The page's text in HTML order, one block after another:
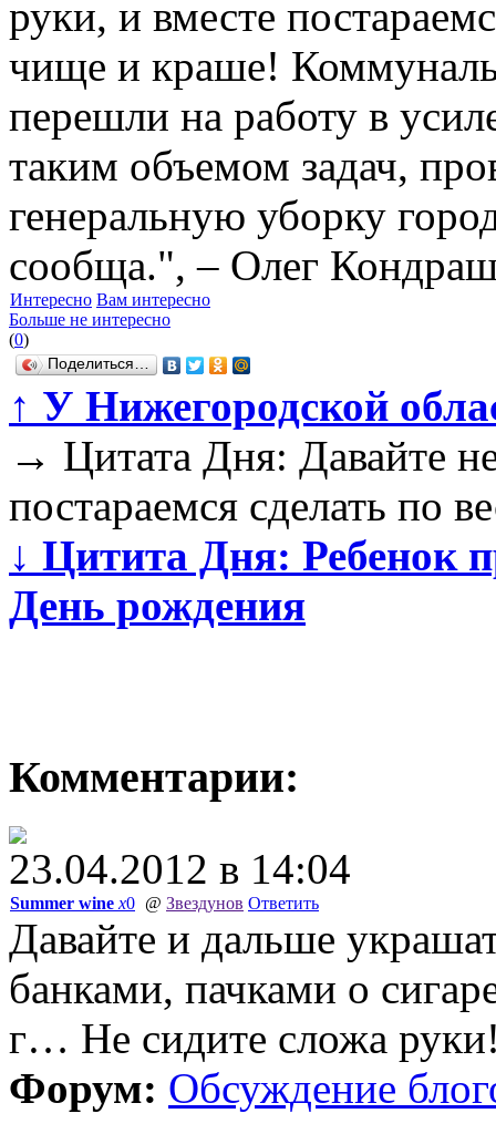
руки, и вместе
чище и краше!
перешли на работу в
таким объемом задач,
генеральную уборку
сообща.", – Олег
Интересно Вам интересно
Больше не интересно
(0)
Поделиться…
↑ У Нижегородской
→ Цитата Дня: Давайте
постараемся сделать по
↓ Цитита Дня: Ребенок
День рождения
Комментарии:
23.04.2012 в 14:04
Summer wine x0 @ Звездунов Ответить
Давайте и дальше
банками, пачками о
г… Не сидите сложа
Форум: Обсуждение